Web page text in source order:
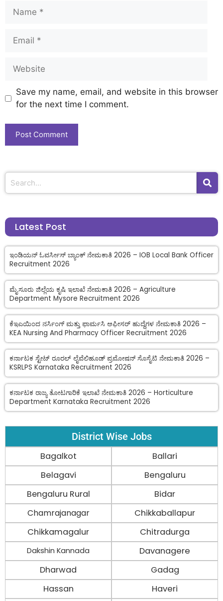
Save my name, email, and website in this browser
for the next time I comment.
Latest Post
ಇಂಡಿಯನ್ ಓವರ್ಸೀಸ್ ಬ್ಯಾಂಕ್ ನೇಮಕಾತಿ 2026 – IOB Local Bank Officer
Recruitment 2026
ಮೈಸೂರು ಜಿಲ್ಲೆಯ ಕೃಷಿ ಇಲಾಖೆ ನೇಮಕಾತಿ 2026 – Agriculture
Department Mysore Recruitment 2026
ಕೆಇಎಯಿಂದ ನರ್ಸಿಂಗ್ ಮತ್ತು ಫಾರ್ಮಸಿ ಆಫೀಸರ್ ಹುದ್ದೆಗಳ ನೇಮಕಾತಿ 2026 –
KEA Nursing And Pharmacy Officer Recruitment 2026
ಕರ್ನಾಟಕ ಸ್ಟೇಟ್ ರೂರಲ್ ಲೈವೆಲಿಹೂಡ್ ಪ್ರಮೋಷನ್ ಸೊಸೈಟಿ ನೇಮಕಾತಿ 2026 –
KSRLPS Karnataka Recruitment 2026
ಕರ್ನಾಟಕ ರಾಜ್ಯ ತೋಟಗಾರಿಕೆ ಇಲಾಖೆ ನೇಮಕಾತಿ 2026 – Horticulture
Department Karnataka Recruitment 2026
District Wise Jobs
Bagalkot
Ballari
Belagavi
Bengaluru
Bengaluru Rural
Bidar
Chamrajanagar
Chikkaballapur
Chikkamagalur
Chitradurga
Dakshin Kannada
Davanagere
Dharwad
Gadag
Hassan
Haveri